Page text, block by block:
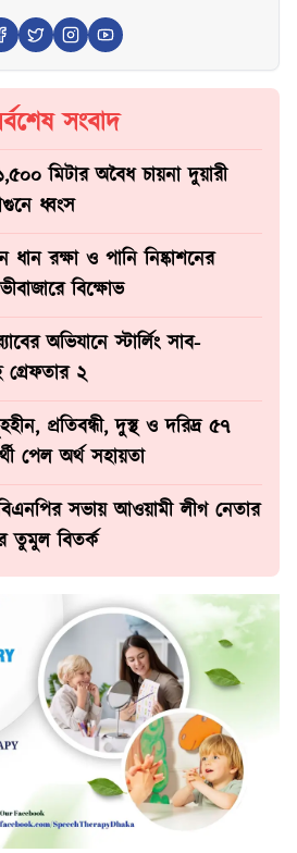
সংবাদ
মিটার অবৈধ চায়না দুয়ারী
ধ্বংস
রক্ষা ও পানি নিষ্কাশনের
বিক্ষোভ
অভিযানে স্টার্লিং সাব-
গ্রেফতার ২
প্রতিবন্ধী, দুস্থ ও দরিদ্র ৫৭
পেল অর্থ সহায়তা
সভায় আওয়ামী লীগ নেতার
তুমুল বিতর্ক